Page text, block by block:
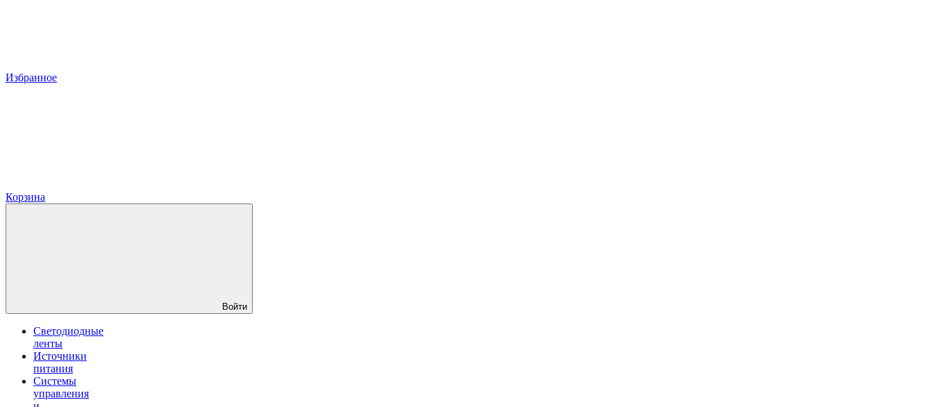
Избранное
Корзина
Войти
Светодиодные
ленты
Источники
питания
Системы
управления